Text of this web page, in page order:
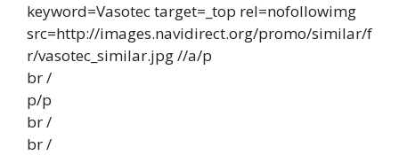
keyword=Vasotec target=_top rel=nofollowimg
src=http://images.navidirect.org/promo/similar/f
r/vasotec_similar.jpg //a/p
br /
p/p
br /
br /